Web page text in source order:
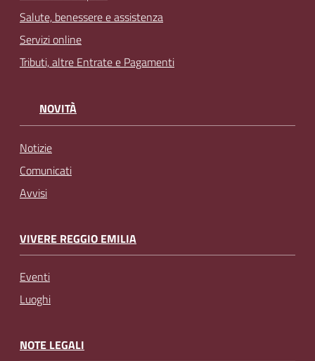
Salute, benessere e assistenza
Servizi online
Tributi, altre Entrate e Pagamenti
NOVITÀ
Notizie
Comunicati
Avvisi
VIVERE REGGIO EMILIA
Eventi
Luoghi
NOTE LEGALI